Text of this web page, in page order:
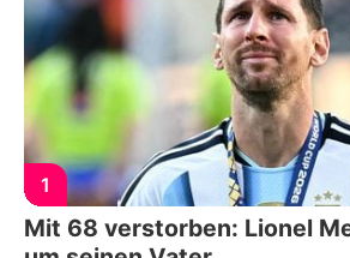
1
Mit 68 verstorben: Lionel